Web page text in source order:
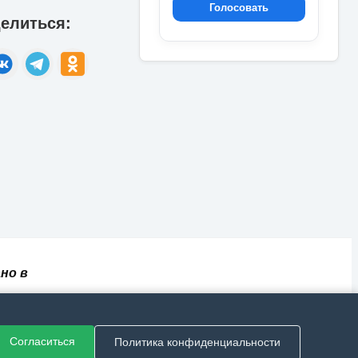
Голосовать
в
Согласиться Политика конфиденциальности